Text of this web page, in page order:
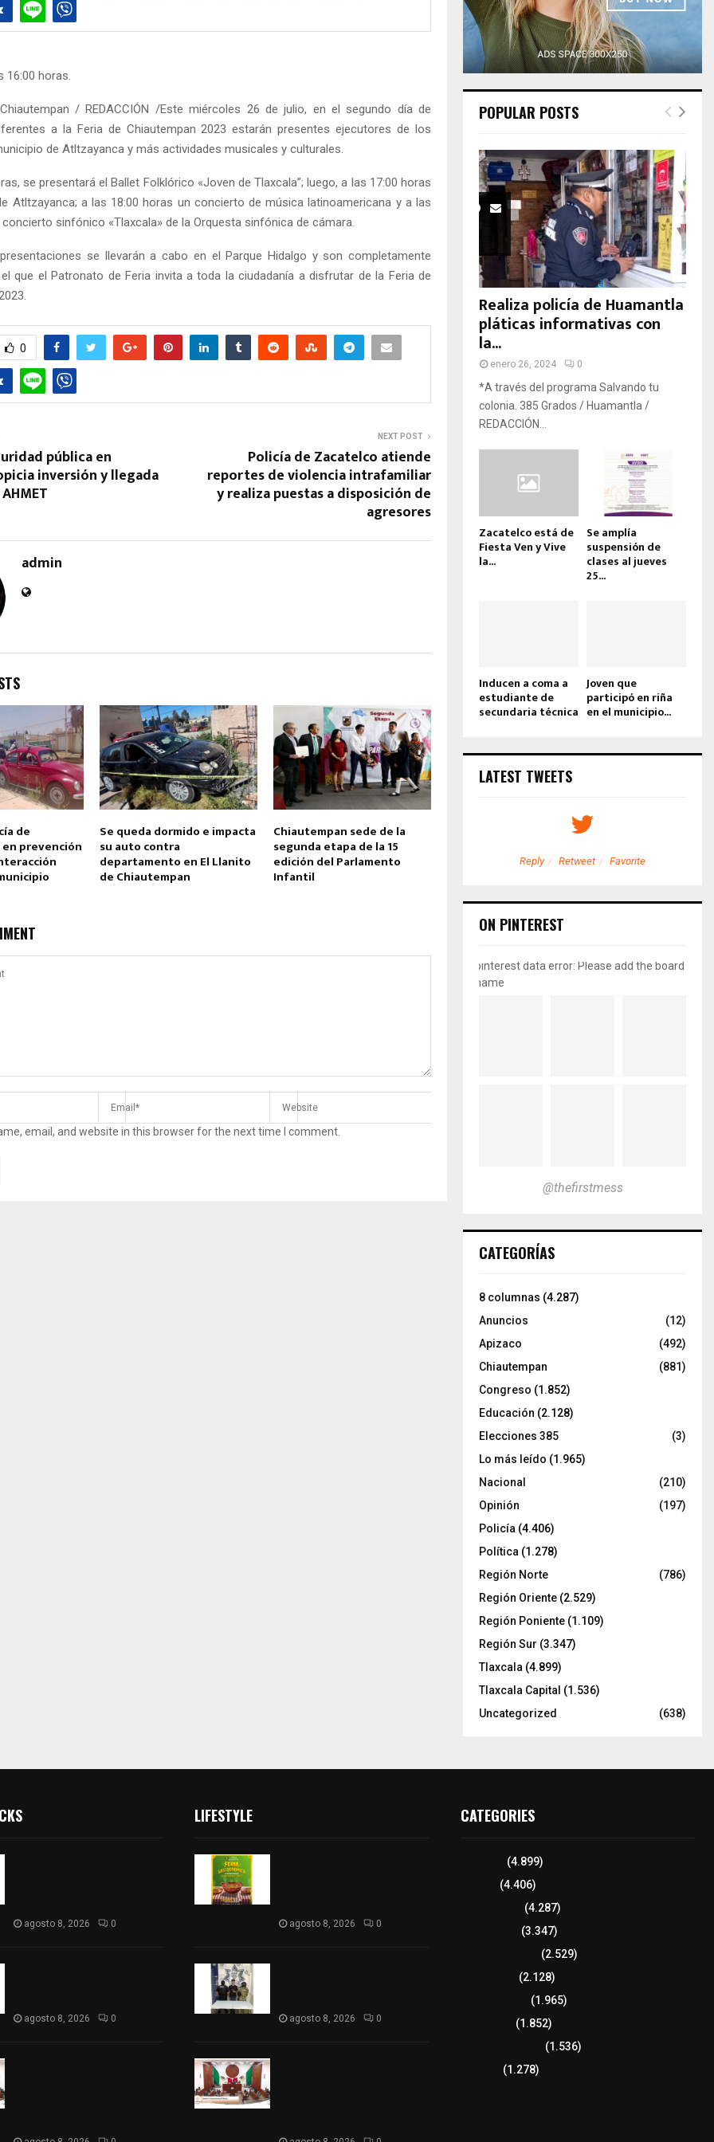
16:00 horas.
/ REDACCIÓN /Este miércoles 26 de julio, en el segundo día de
a la Feria de Chiautempan 2023 estarán presentes ejecutores de los
de Atltzayanca y más actividades musicales y culturales.
se presentará el Ballet Folklórico «Joven de Tlaxcala”; luego, a las 17:00 horas
Atltzayanca; a las 18:00 horas un concierto de música latinoamericana y a las
sinfónico «Tlaxcala» de la Orquesta sinfónica de cámara.
se llevarán a cabo en el Parque Hidalgo y son completamente
que el Patronato de Feria invita a toda la ciudadanía a disfrutar de la Feria de
0
pública en
inversión y llegada
NEXT POST
Policía de Zacatelco atiende
reportes de violencia intrafamiliar
y realiza puestas a disposición de
agresores
admin
de
prevención
Se queda dormido e impacta
su auto contra
departamento en El Llanito
de Chiautempan
Chiautempan sede de la
segunda etapa de la 15
edición del Parlamento
Infantil
email, and website in this browser for the next time I comment.
POPULAR POSTS
Realiza policía de Huamantla
pláticas informativas con
la...
enero 26, 2024 0
*A través del programa Salvando tu
colonia. 385 Grados / Huamantla /
REDACCIÓN...
Zacatelco está de
Fiesta Ven y Vive
la...
Se amplía
suspensión de
clases al jueves
25...
Inducen a coma a
estudiante de
secundaria técnica
Joven que
participó en riña
en el municipio...
LATEST TWEETS
Reply Retweet Favorite Reply Retweet Reply Retweet Favorite
ON PINTEREST
pinterest data error: Please add the board
name
@thefirstmess
CATEGORÍAS
8 columnas (4.287)
Anuncios
(12)
Apizaco
(492)
Chiautempan
(881)
Congreso (1.852)
Educación (2.128)
Elecciones 385
(3)
Lo más leído (1.965)
Nacional
(210)
Opinión
(197)
Policía (4.406)
Política (1.278)
Región Norte
(786)
Región Oriente (2.529)
Región Poniente (1.109)
Región Sur (3.347)
Tlaxcala (4.899)
Tlaxcala Capital (1.536)
Uncategorized
(638)
agosto 8, 2026 0
agosto 8, 2026 0
LIFESTYLE
agosto 8, 2026 0
agosto 8, 2026 0
CATEGORIES
(4.899)
(4.406)
(4.287)
(3.347)
(2.529)
(2.128)
(1.965)
(1.852)
(1.536)
(1.278)